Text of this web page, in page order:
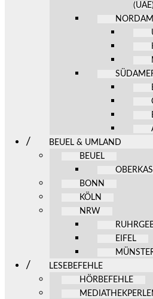
(UAE)
BEUEL & UMLAND
BEUEL
BONN
KÖLN
NRW
EIFEL
LESEBEFEHLE
HÖRBEFEHLE